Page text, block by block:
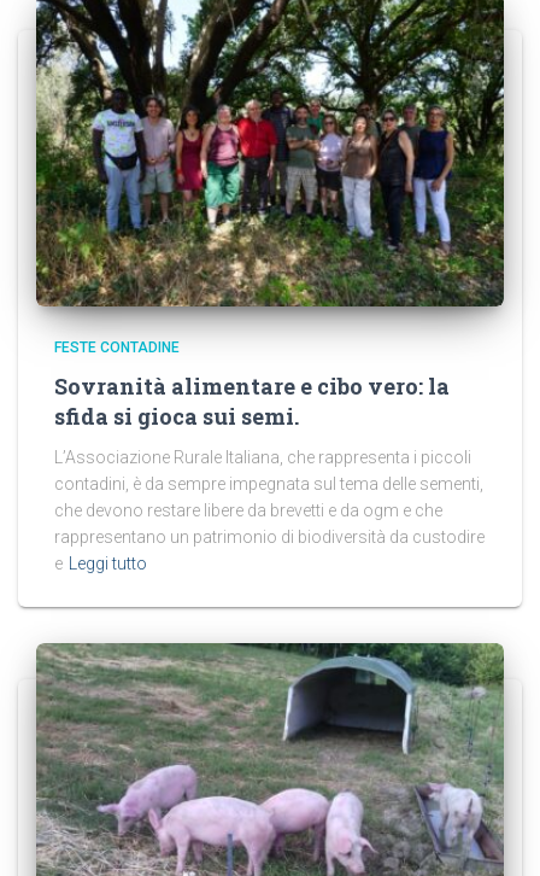
FESTE CONTADINE
Sovranità alimentare e cibo vero: la
sfida si gioca sui semi.
L’Associazione Rurale Italiana, che rappresenta i piccoli
contadini, è da sempre impegnata sul tema delle sementi,
che devono restare libere da brevetti e da ogm e che
rappresentano un patrimonio di biodiversità da custodire
e
Leggi tutto